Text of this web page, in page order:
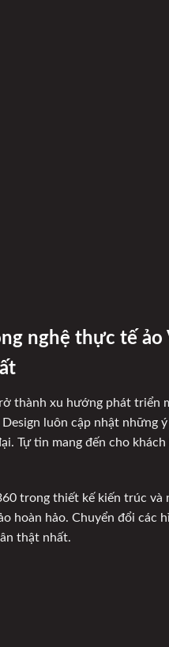
nghệ thực tế
thành xu hướng phát triển
luôn cập nhật những
Tự tin mang đến cho
trong thiết kế kiến trúc
hoàn hảo. Chuyển đổi các
thật nhất.